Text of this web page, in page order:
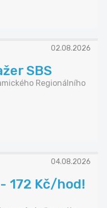
02.08.2026
SBS
Regionálního
04.08.2026
172 Kč/hod!